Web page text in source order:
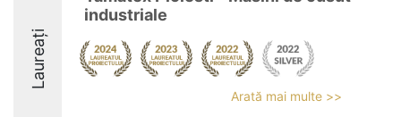
Laureați
industriale
Arată mai multe >>